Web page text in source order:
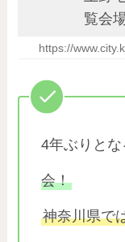
覧会
https://
4年ぶりとな
会！
神奈川県で